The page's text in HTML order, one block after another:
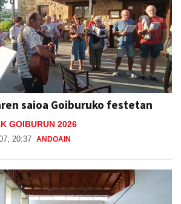
saioa Goiburuko festetan
GOIBURUN 2026
20:37 ANDOAIN